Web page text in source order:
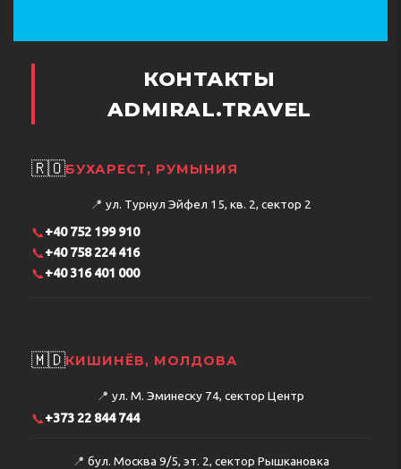
КОНТАКТЫ
ADMIRAL.TRAVEL
🇷🇴БУХАРЕСТ, РУМЫНИЯ
📍 ул. Турнул Эйфел 15, кв. 2, сектор 2
📞+40 752 199 910
📞+40 758 224 416
📞+40 316 401 000
🇲🇩КИШИНЁВ, МОЛДОВА
📍 ул. М. Эминеску 74, сектор Центр
📞+373 22 844 744
📍 бул. Москва 9/5, эт. 2, сектор Рышкановка